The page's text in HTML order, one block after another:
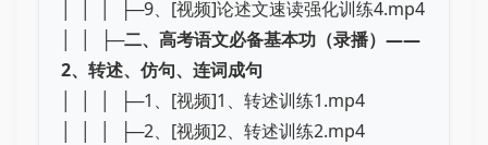
│ │ │ ├─9、[视频]论述文速读强化训练4.mp4
│ │ ├─二、高考语文必备基本功（录播）——
2、转述、仿句、连词成句
│ │ │ ├─1、[视频]1、转述训练1.mp4
│ │ │ ├─2、[视频]2、转述训练2.mp4